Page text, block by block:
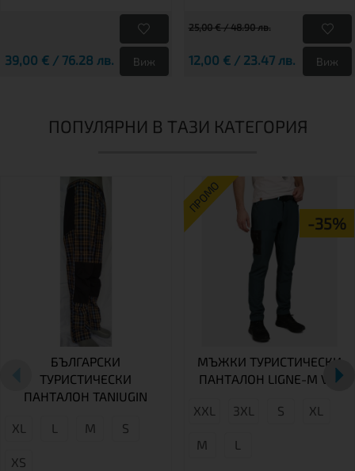
39,00 € / 76.28 лв. Виж
25,00 € / 48.90 лв.
12,00 € / 23.47 лв. Виж
ПОПУЛЯРНИ В ТАЗИ КАТЕГОРИЯ
БЪЛГАРСКИ
ТУРИСТИЧЕСКИ
ПАНТАЛОН TANIUGIN
XL L М S
XS
ПРОМО
-35%
МЪЖКИ ТУРИСТИЧЕСКИ
ПАНТАЛОН LIGNE-M VM
XXL 3XL S XL
M L